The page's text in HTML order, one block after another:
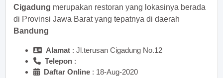
Cigadung merupakan restoran yang lokasinya berada
di Provinsi Jawa Barat yang tepatnya di daerah
Bandung
Alamat : Jl.terusan Cigadung No.12
Telepon :
Daftar Online : 18-Aug-2020